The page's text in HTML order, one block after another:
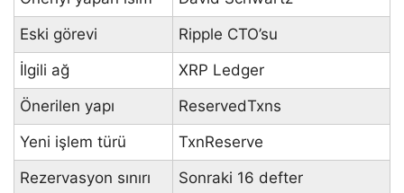
Eski görevi
Ripple CTO’su
İlgili ağ
XRP Ledger
Önerilen yapı
ReservedTxns
Yeni işlem türü
TxnReserve
Rezervasyon sınırı
Sonraki 16 defter